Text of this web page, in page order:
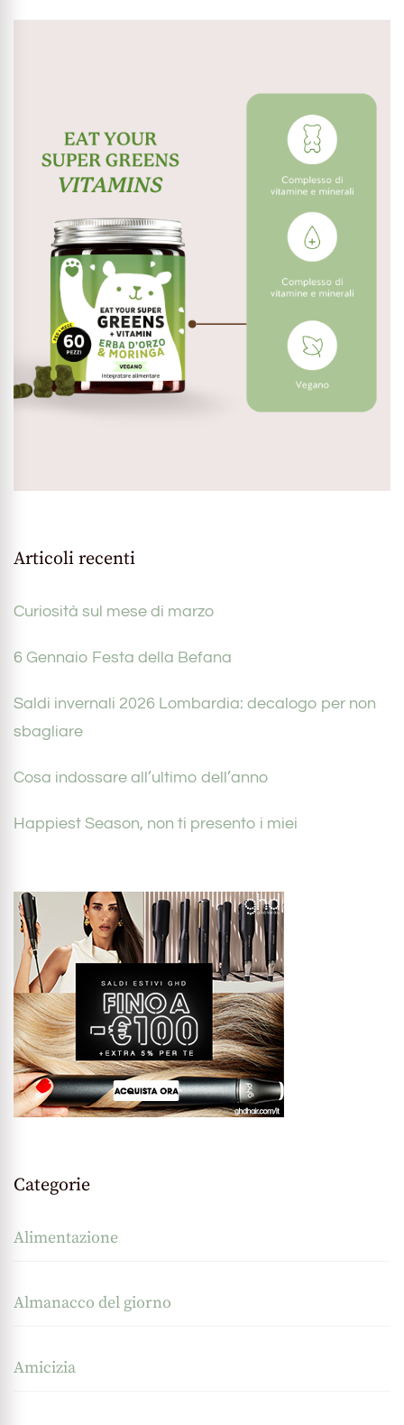
Articoli recenti
Curiosità sul mese di marzo
6 Gennaio Festa della Befana
Saldi invernali 2026 Lombardia: decalogo per non
sbagliare
Cosa indossare all’ultimo dell’anno
Happiest Season, non ti presento i miei
Categorie
Alimentazione
Almanacco del giorno
Amicizia